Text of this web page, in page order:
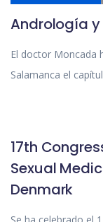
Andrología
El doctor Moncada
Salamanca el
17th
Sexual
Denmark